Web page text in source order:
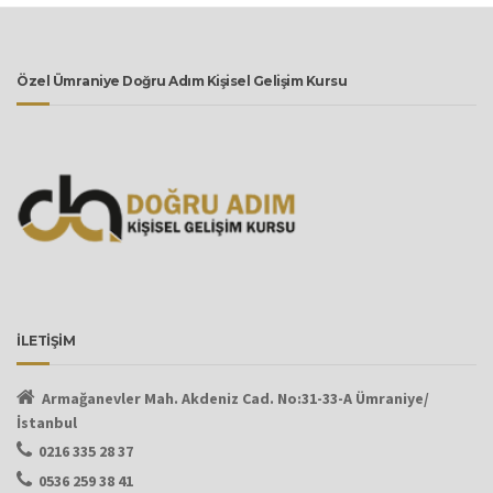
Özel Ümraniye Doğru Adım Kişisel Gelişim Kursu
İLETİŞİM
Armağanevler Mah. Akdeniz Cad. No:31-33-A Ümraniye/
İstanbul
0216 335 28 37
0536 259 38 41